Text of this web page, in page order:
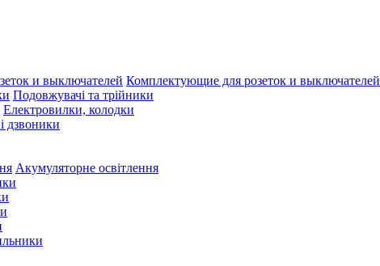
Комплектующие для розеток и выключателей
Подовжувачі та трійники
Електровилки, колодки
дзвоники
Акумуляторне освітлення